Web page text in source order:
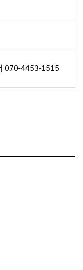
070-4453-1515